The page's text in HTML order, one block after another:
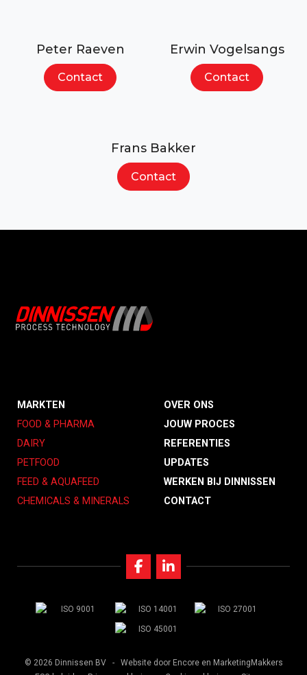
Peter Raeven
Contact
Erwin Vogelsangs
Contact
Frans Bakker
Contact
MARKTEN
FOOD & PHARMA
DAIRY
PETFOOD
FEED & AQUAFEED
CHEMICALS & MINERALS
OVER ONS
JOUW PROCES
REFERENTIES
UPDATES
WERKEN BIJ DINNISSEN
CONTACT
© 2026 Dinnissen BV - Website door Encore en MarketingMakkers